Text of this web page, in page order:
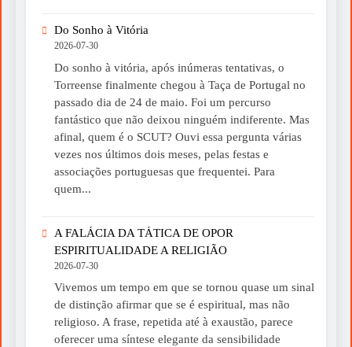
Do Sonho à Vitória
2026-07-30
Do sonho à vitória, após inúmeras tentativas, o
Torreense finalmente chegou à Taça de Portugal no
passado dia de 24 de maio. Foi um percurso
fantástico que não deixou ninguém indiferente. Mas
afinal, quem é o SCUT? Ouvi essa pergunta várias
vezes nos últimos dois meses, pelas festas e
associações portuguesas que frequentei. Para
quem...
A FALÁCIA DA TÁTICA DE OPOR
ESPIRITUALIDADE A RELIGIÃO
2026-07-30
Vivemos um tempo em que se tornou quase um sinal
de distinção afirmar que se é espiritual, mas não
religioso. A frase, repetida até à exaustão, parece
oferecer uma síntese elegante da sensibilidade